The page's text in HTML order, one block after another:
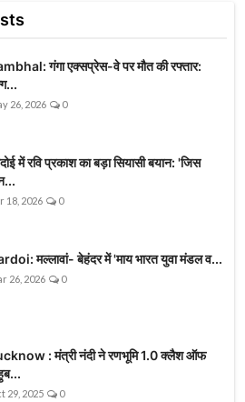
गंगा एक्सप्रेस-वे पर मौत की रफ्तार:
26, 2026 0
में रवि प्रकाश का बड़ा सियासी बयान: 'जिस
18, 2026 0
मल्लावां- बेहंदर में 'माय भारत युवा मंडल व...
26, 2026 0
: मंत्री नंदी ने रणभूमि 1.0 क्लैश ऑफ
29, 2025 0